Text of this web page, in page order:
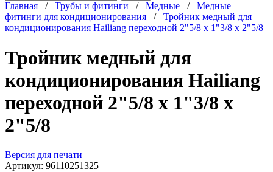
Главная / Трубы и фитинги / Медные / Медные
фитинги для кондиционирования / Тройник медный для
кондиционирования Hailiang переходной 2"5/8 х 1"3/8 х 2"5/8
Тройник медный для
кондиционирования Hailiang
переходной 2"5/8 х 1"3/8 х
2"5/8
Версия для печати
Артикул: 96110251325